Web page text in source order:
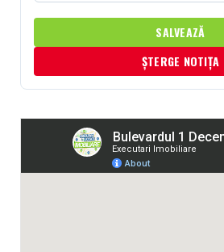
SALVEAZĂ
ȘTERGE NOTIȚA